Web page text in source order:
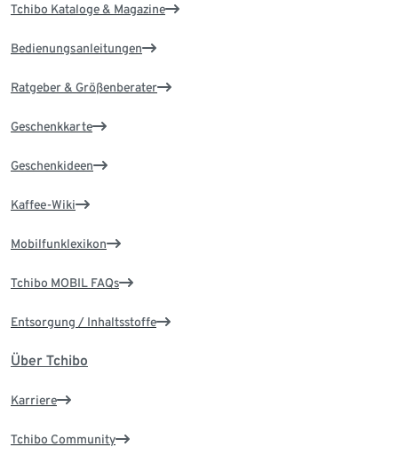
Tchibo Kataloge & Magazine
Bedienungsanleitungen
Ratgeber & Größenberater
Geschenkkarte
Geschenkideen
Kaffee-Wiki
Mobilfunklexikon
Tchibo MOBIL FAQs
Entsorgung / Inhaltsstoffe
Über Tchibo
Karriere
Tchibo Community